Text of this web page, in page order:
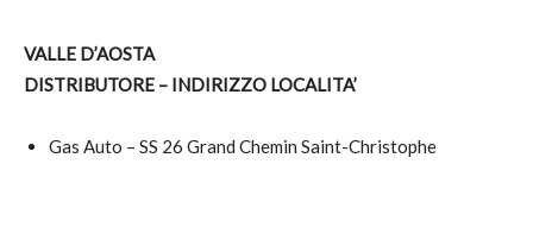
VALLE D’AOSTA
DISTRIBUTORE – INDIRIZZO LOCALITA’
Gas Auto – SS 26 Grand Chemin Saint-Christophe